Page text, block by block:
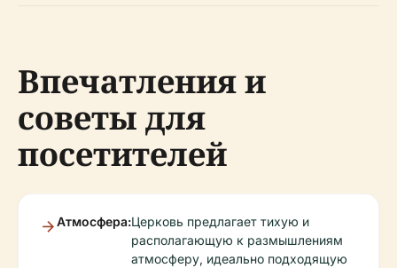
Впечатления и
советы для
посетителей
Атмосфера:Церковь предлагает тихую и
располагающую к размышлениям
атмосферу, идеально подходящую